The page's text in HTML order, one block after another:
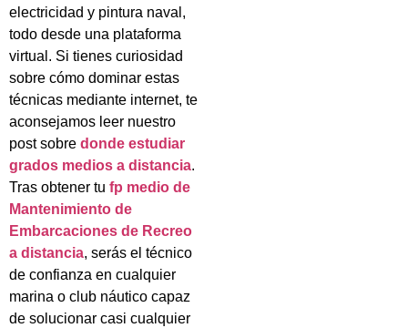
electricidad y pintura naval,
todo desde una plataforma
virtual. Si tienes curiosidad
sobre cómo dominar estas
técnicas mediante internet, te
aconsejamos leer nuestro
post sobre donde estudiar
grados medios a distancia.
Tras obtener tu fp medio de
Mantenimiento de
Embarcaciones de Recreo
a distancia, serás el técnico
de confianza en cualquier
marina o club náutico capaz
de solucionar casi cualquier